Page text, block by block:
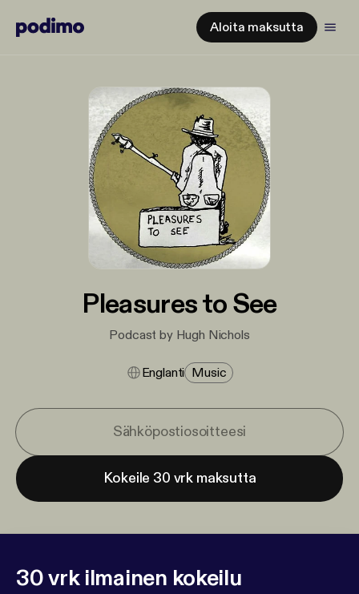
Aloita maksutta
Pleasures to See
Podcast by Hugh Nichols
Englanti Music
Kokeile 30 vrk maksutta
30 vrk ilmainen kokeilu